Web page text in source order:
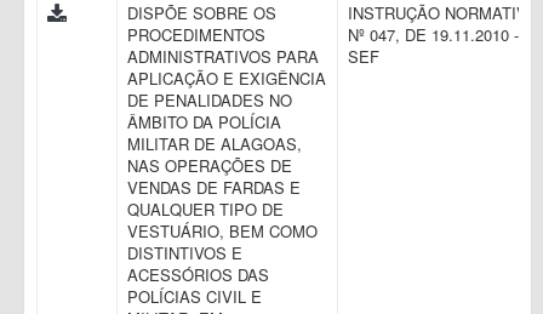
DISPÕE SOBRE OS
PROCEDIMENTOS
ADMINISTRATIVOS PARA
APLICAÇÃO E EXIGÊNCIA
DE PENALIDADES NO
ÂMBITO DA POLÍCIA
MILITAR DE ALAGOAS,
NAS OPERAÇÕES DE
VENDAS DE FARDAS E
QUALQUER TIPO DE
VESTUÁRIO, BEM COMO
DISTINTIVOS E
ACESSÓRIOS DAS
POLÍCIAS CIVIL E
INSTRUÇÃO NORMATIVA
Nº 047, DE 19.11.2010 -
SEF